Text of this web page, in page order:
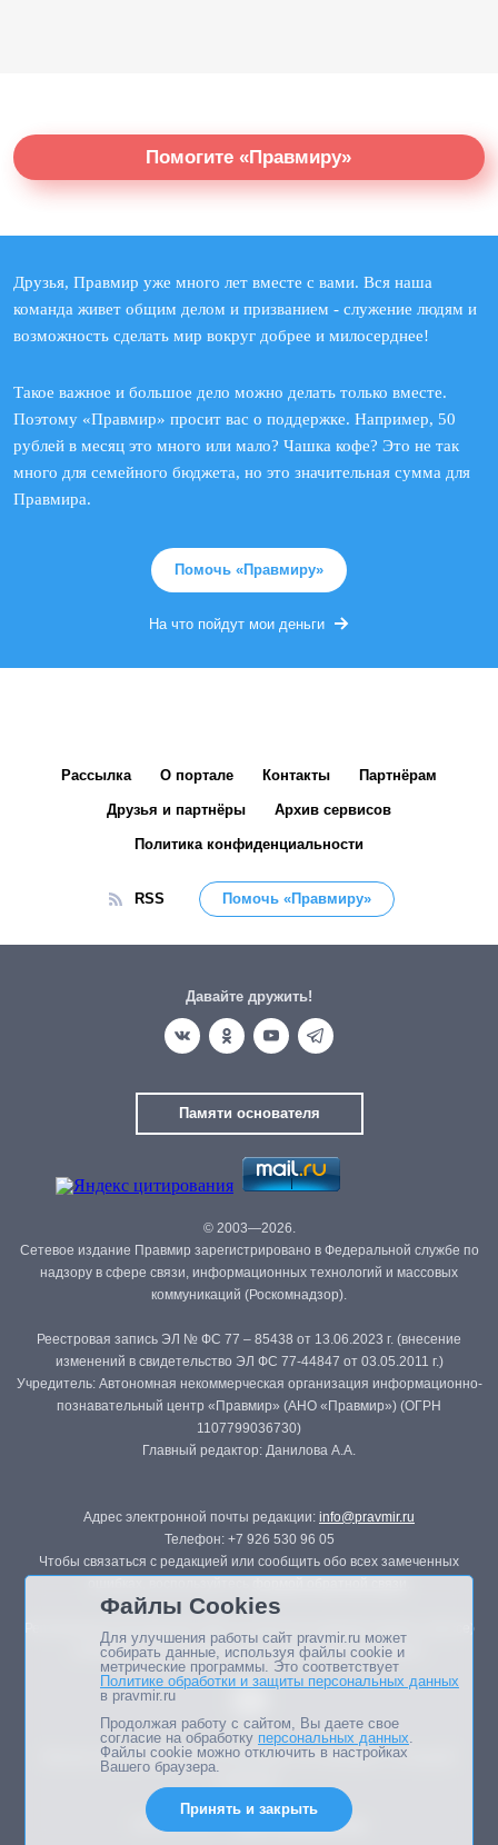
Помогите «Правмиру»
Друзья, Правмир уже много лет вместе с вами. Вся наша
команда живет общим делом и призванием - служение людям и
возможность сделать мир вокруг добрее и милосерднее!
Такое важное и большое дело можно делать только вместе.
Поэтому «Правмир» просит вас о поддержке. Например, 50
рублей в месяц это много или мало? Чашка кофе? Это не так
много для семейного бюджета, но это значительная сумма для
Правмира.
Помочь «Правмиру»
На что пойдут мои деньги
Рассылка О портале Контакты Партнёрам
Друзья и партнёры Архив сервисов
Политика конфиденциальности
RSS Помочь «Правмиру»
Давайте дружить!
Памяти основателя
© 2003—2026.
Сетевое издание Правмир зарегистрировано в Федеральной службе по
надзору в сфере связи, информационных технологий и массовых
коммуникаций (Роскомнадзор).
Реестровая запись ЭЛ № ФС 77 – 85438 от 13.06.2023 г. (внесение
изменений в свидетельство ЭЛ ФС 77-44847 от 03.05.2011 г.)
Учредитель: Автономная некоммерческая организация информационно-
познавательный центр «Правмир» (АНО «Правмир») (ОГРН
1107799036730)
Главный редактор: Данилова А.А.
Адрес электронной почты редакции: info@pravmir.ru
Телефон: +7 926 530 96 05
Чтобы связаться с редакцией или сообщить обо всех замеченных
Републикация материалов сайта в печатных изданиях (книгах, прессе)
возможна только с письменного разрешения редакции.
Мнение авторов статей портала может не совпадать с позицией
Дизайн сайта -
Файлы Cookies
Для улучшения работы сайт pravmir.ru может
собирать данные, используя файлы cookie и
метрические программы. Это соответствует
Политике обработки и защиты персональных данных
в pravmir.ru
Продолжая работу с сайтом, Вы даете свое
согласие на обработку персональных данных.
Файлы cookie можно отключить в настройках
Вашего браузера.
Принять и закрыть